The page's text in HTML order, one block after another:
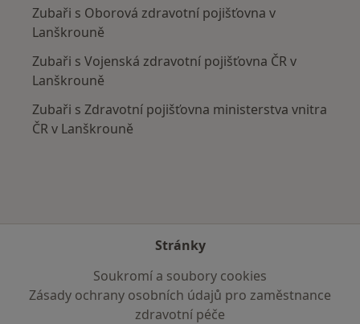
Zubaři s Oborová zdravotní pojišťovna v
Lanškrouně
Zubaři s Vojenská zdravotní pojišťovna ČR v
Lanškrouně
Zubaři s Zdravotní pojišťovna ministerstva vnitra
ČR v Lanškrouně
Stránky
Soukromí a soubory cookies
Zásady ochrany osobních údajů pro zaměstnance
zdravotní péče